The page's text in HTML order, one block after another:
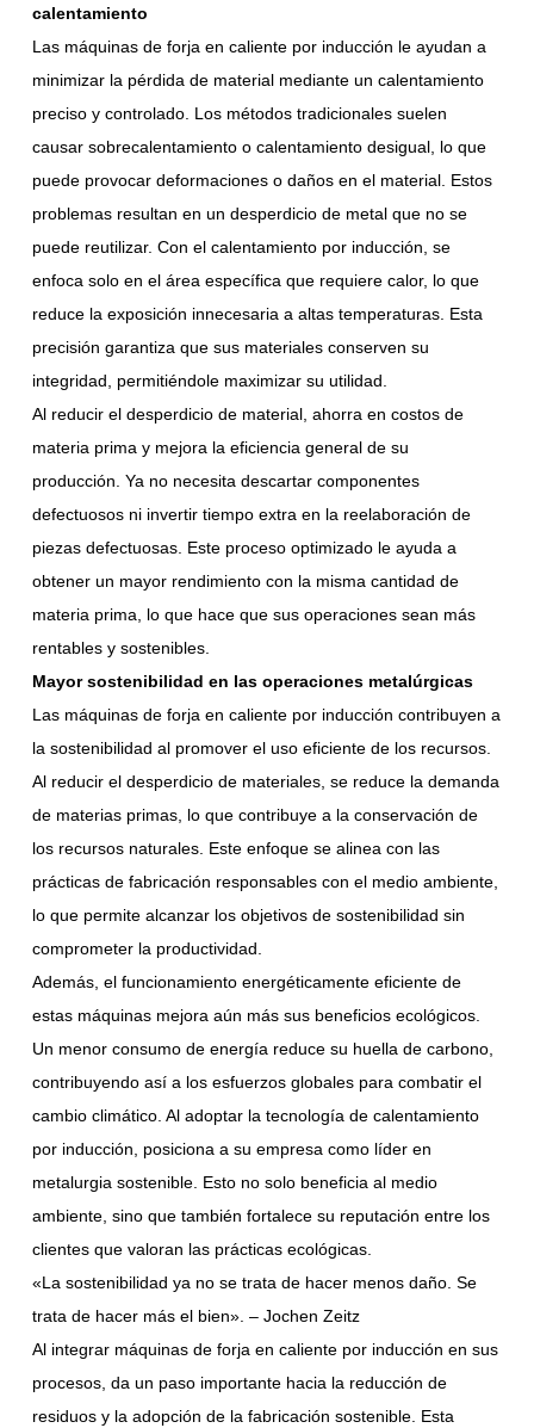
calentamiento
Las máquinas de forja en caliente por inducción le ayudan a
minimizar la pérdida de material mediante un calentamiento
preciso y controlado. Los métodos tradicionales suelen
causar sobrecalentamiento o calentamiento desigual, lo que
puede provocar deformaciones o daños en el material. Estos
problemas resultan en un desperdicio de metal que no se
puede reutilizar. Con el calentamiento por inducción, se
enfoca solo en el área específica que requiere calor, lo que
reduce la exposición innecesaria a altas temperaturas. Esta
precisión garantiza que sus materiales conserven su
integridad, permitiéndole maximizar su utilidad.
Al reducir el desperdicio de material, ahorra en costos de
materia prima y mejora la eficiencia general de su
producción. Ya no necesita descartar componentes
defectuosos ni invertir tiempo extra en la reelaboración de
piezas defectuosas. Este proceso optimizado le ayuda a
obtener un mayor rendimiento con la misma cantidad de
materia prima, lo que hace que sus operaciones sean más
rentables y sostenibles.
Mayor sostenibilidad en las operaciones metalúrgicas
Las máquinas de forja en caliente por inducción contribuyen a
la sostenibilidad al promover el uso eficiente de los recursos.
Al reducir el desperdicio de materiales, se reduce la demanda
de materias primas, lo que contribuye a la conservación de
los recursos naturales. Este enfoque se alinea con las
prácticas de fabricación responsables con el medio ambiente,
lo que permite alcanzar los objetivos de sostenibilidad sin
comprometer la productividad.
Además, el funcionamiento energéticamente eficiente de
estas máquinas mejora aún más sus beneficios ecológicos.
Un menor consumo de energía reduce su huella de carbono,
contribuyendo así a los esfuerzos globales para combatir el
cambio climático. Al adoptar la tecnología de calentamiento
por inducción, posiciona a su empresa como líder en
metalurgia sostenible. Esto no solo beneficia al medio
ambiente, sino que también fortalece su reputación entre los
clientes que valoran las prácticas ecológicas.
«La sostenibilidad ya no se trata de hacer menos daño. Se
trata de hacer más el bien». – Jochen Zeitz
Al integrar máquinas de forja en caliente por inducción en sus
procesos, da un paso importante hacia la reducción de
residuos y la adopción de la fabricación sostenible. Esta